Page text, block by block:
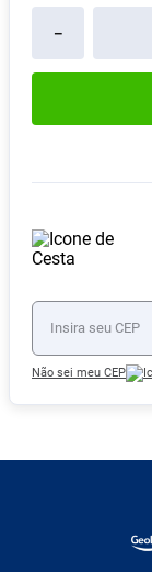
－
Não sei meu CEP